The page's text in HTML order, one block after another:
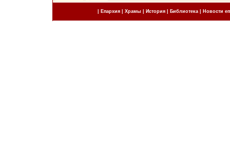
Епархия| Храмы История| Библиотека Новости